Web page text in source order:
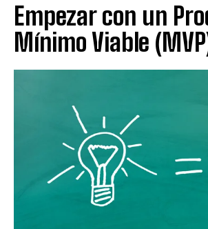
Empezar con un
Mínimo Viable